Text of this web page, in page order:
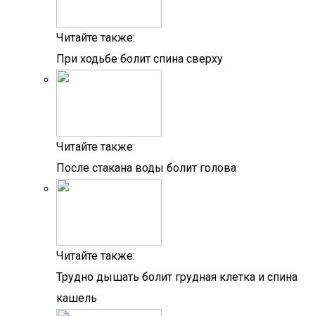
Читайте также:
При ходьбе болит спина сверху
Читайте также:
После стакана воды болит голова
Читайте также:
Трудно дышать болит грудная клетка и спина
кашель